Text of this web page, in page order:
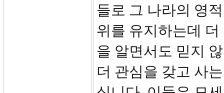
들로 그 나라의 영
위를 유지하는데
을 알면서도 믿지
더 관심을 갖고 사